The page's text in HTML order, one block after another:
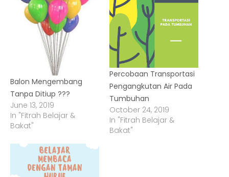
Balon Mengembang
Tanpa Ditiup ???
June 13, 2019
In "Fitrah Belajar &
Bakat"
Percobaan Transportasi
Pengangkutan Air Pada
Tumbuhan
October 24, 2019
In "Fitrah Belajar &
Bakat"